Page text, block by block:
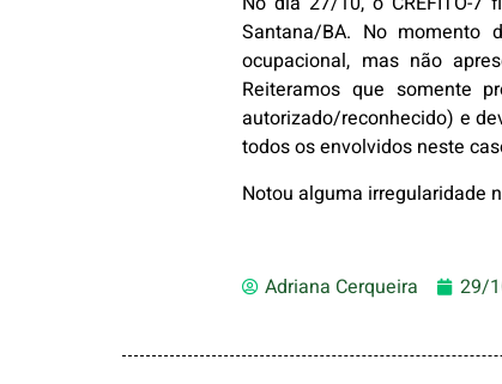
Santana/BA. No momento
ocupacional, mas não
Reiteramos que somente
autorizado/reconhecido) e
todos os envolvidos neste
Notou alguma irregularidade
Adriana Cerqueira 29/